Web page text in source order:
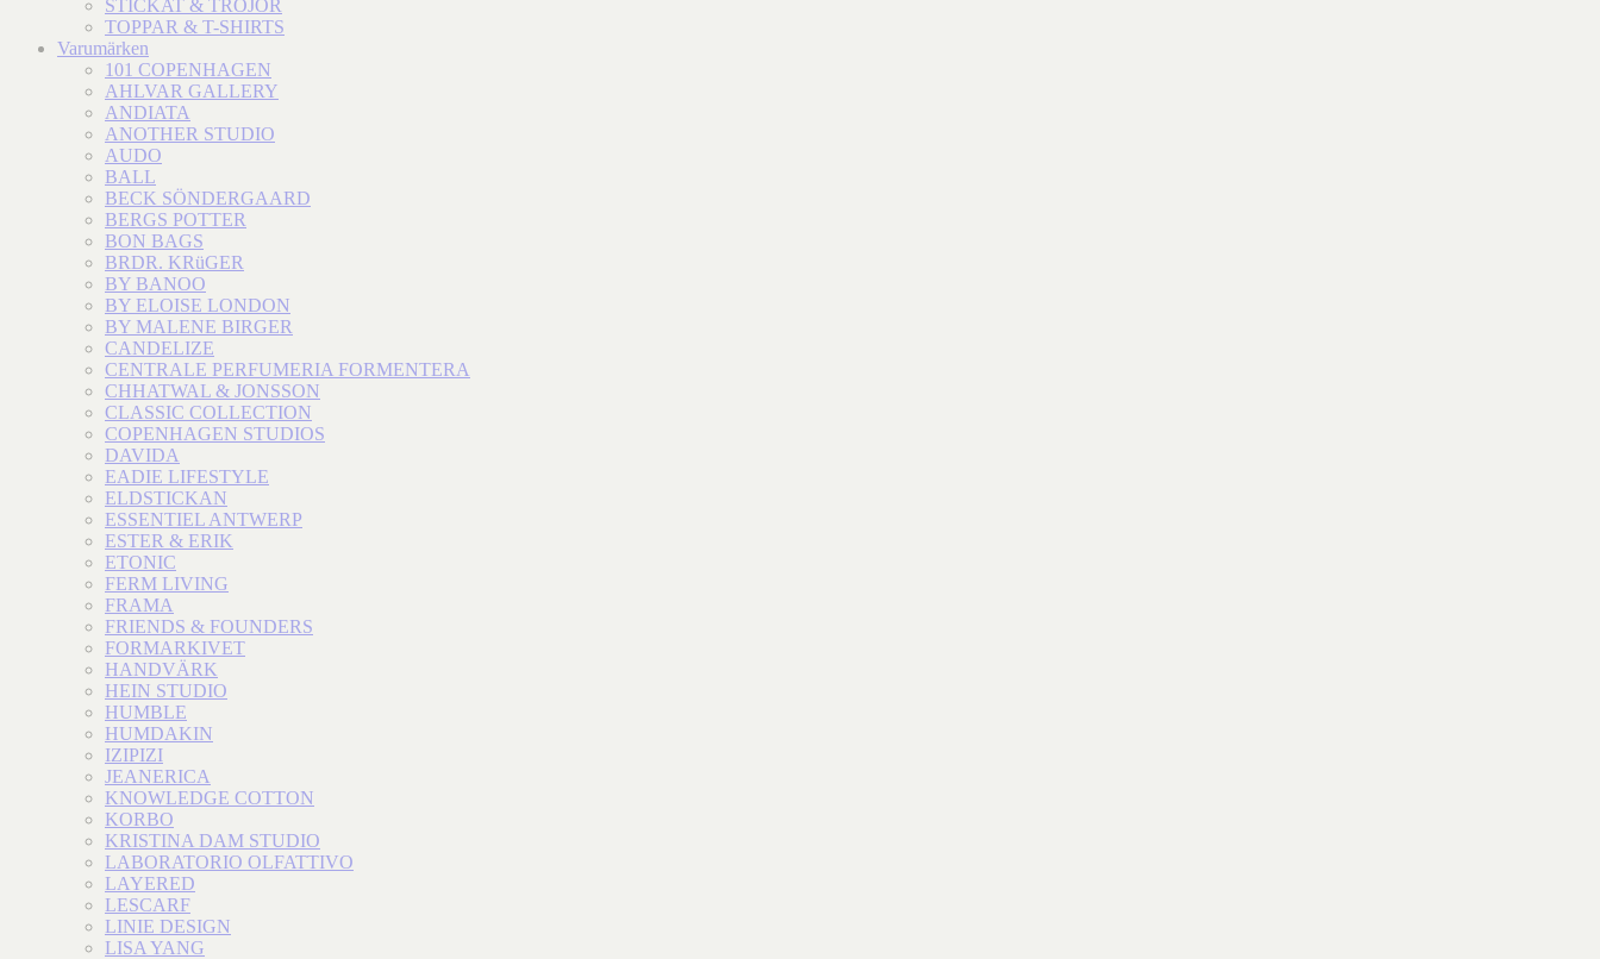
STICKAT & TRÖJOR
TOPPAR & T-SHIRTS
Varumärken
101 COPENHAGEN
AHLVAR GALLERY
ANDIATA
ANOTHER STUDIO
AUDO
BALL
BECK SÖNDERGAARD
BERGS POTTER
BON BAGS
BRDR. KRüGER
BY BANOO
BY ELOISE LONDON
BY MALENE BIRGER
CANDELIZE
CENTRALE PERFUMERIA FORMENTERA
CHHATWAL & JONSSON
CLASSIC COLLECTION
COPENHAGEN STUDIOS
DAVIDA
EADIE LIFESTYLE
ELDSTICKAN
ESSENTIEL ANTWERP
ESTER & ERIK
ETONIC
FERM LIVING
FRAMA
FRIENDS & FOUNDERS
FORMARKIVET
HANDVÄRK
HEIN STUDIO
HUMBLE
HUMDAKIN
IZIPIZI
JEANERICA
KNOWLEDGE COTTON
KORBO
KRISTINA DAM STUDIO
LABORATORIO OLFATTIVO
LAYERED
LESCARF
LINIE DESIGN
LISA YANG